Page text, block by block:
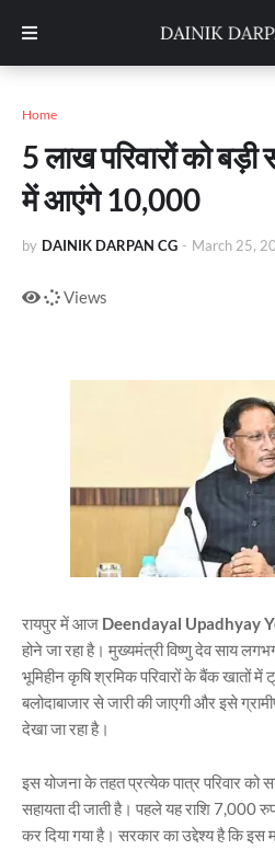
Home
5 लाख परिवारों को
में आएंगे 10,000
by DAINIK DARPAN CG - March 25,
Views
रायपुर में आज Deendayal Upadhyay
होने जा रहा है। मुख्यमंत्री विष्णु देव साय
भूमिहीन कृषि श्रमिक परिवारों के बैंक खातों
बलोदाबाजार से जारी की जाएगी और इसे
देखा जा रहा है।
इस योजना के तहत प्रत्येक पात्र परिवार को
सहायता दी जाती है। पहले यह राशि 7,000
कर दिया गया है। सरकार का उद्देश्य है कि इस